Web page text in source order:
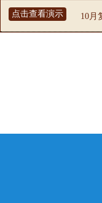
点击查看演示 10月